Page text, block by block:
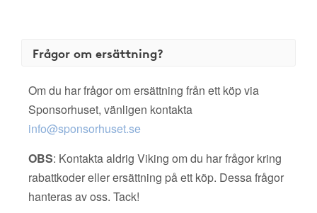
Frågor om ersättning?
Om du har frågor om ersättning från ett köp via
Sponsorhuset, vänligen kontakta
info@sponsorhuset.se
OBS: Kontakta aldrig Viking om du har frågor kring
rabattkoder eller ersättning på ett köp. Dessa frågor
hanteras av oss. Tack!